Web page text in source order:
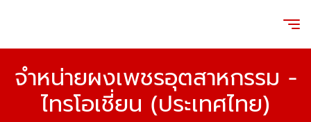
จำหน่ายผงเพชรอุตสาหกรรม -
ไทรโอเชี่ยน (ประเทศไทย)